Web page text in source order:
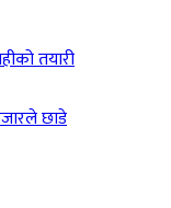
तयारी
छाडे